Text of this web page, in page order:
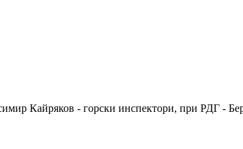
Кайряков - горски инспектори, при РДГ -